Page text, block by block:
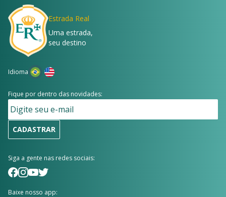
Estrada Real
Uma estrada,
seu destino
Idioma
Fique por dentro das novidades:
CADASTRAR
Siga a gente nas redes sociais:
Baixe nosso app: